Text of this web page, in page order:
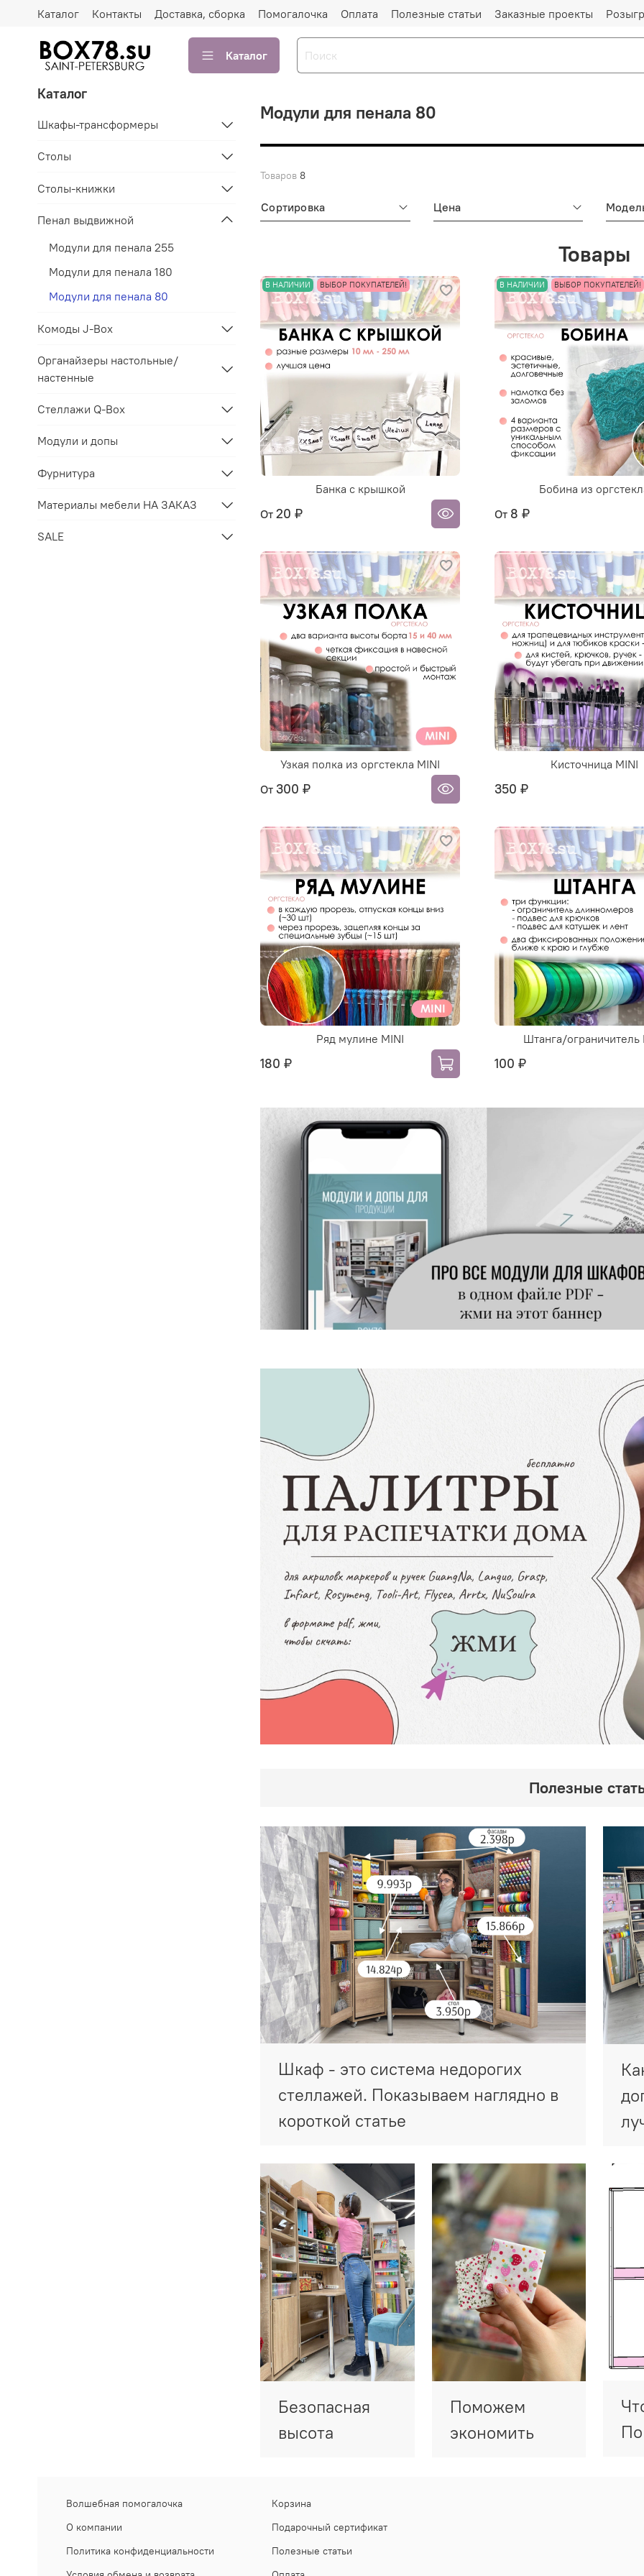
Каталог Контакты Доставка, сборка Помогалочка Оплата Полезные статьи Заказные проекты
Каталог
Модули для пенала 80
Товаров 8
Сортировка Цена
Товары
В НАЛИЧИИ ВЫБОР ПОКУПАТЕЛЕЙ!
Банка с крышкой
От 20 ₽
В НАЛИЧИИ ВЫБОР ПОКУПАТЕЛЕЙ!
Бобина из
От 8 ₽
Узкая полка из оргстекла MINI
От 300 ₽
Кисточница MINI
350 ₽
Ряд мулине MINI
180 ₽
Штанга/ограничитель
100 ₽
Полезные
Шкаф - это система недорогих
стеллажей. Показываем наглядно в
короткой статье
Безопасная
высота
Поможем
экономить
Каталог
Шкафы-трансформеры
Столы
Столы-книжки
Пенал выдвижной
Модули для пенала 255
Модули для пенала 180
Модули для пенала 80
Комоды J-Box
Органайзеры настольные/
настенные
Стеллажи Q-Box
Модули и допы
Фурнитура
Материалы мебели НА ЗАКАЗ
SALE
Волшебная помогалочка
О компании
Политика конфиденциальности
Корзина
Подарочный сертификат
Полезные статьи